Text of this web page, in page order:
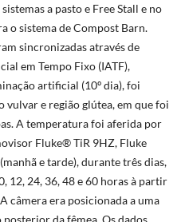
a pasto e Free Stall e no
o sistema de Compost Barn.
sincronizadas através de
em Tempo Fixo (IATF),
artificial (10º dia), foi
vulvar e região glútea, em que foi
A temperatura foi aferida por
Fluke® TiR 9HZ, Fluke
e tarde), durante três dias,
12, 24, 36, 48 e 60 horas à partir
câmera era posicionada a uma
da fêmea. Os dados